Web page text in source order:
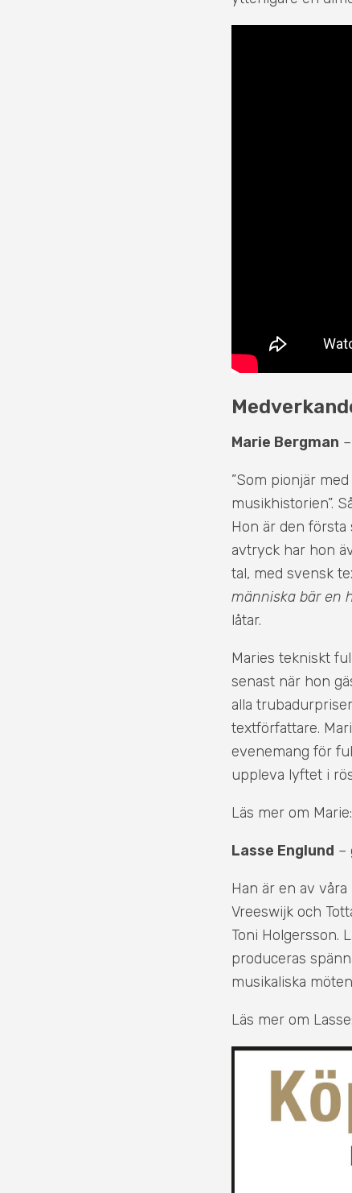
Marie Bergman
”Som pionjär
musikhistorien”.
Hon är den
avtryck har hon
tal, med svensk
människa bär en
låtar.
Maries tekniskt
senast när hon
alla
textförfattare.
evenemang för
uppleva lyftet i
Läs mer om Marie:
Lasse Englund –
Han är en av
Vreeswijk och
Toni Holgersson.
produceras
musikaliska
Läs mer om Lasse: